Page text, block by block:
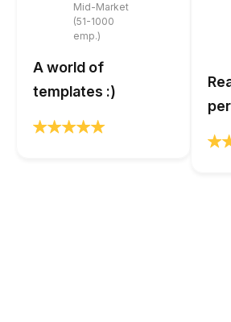
Mid-Market
(51-1000
emp.)
A world of
templates :)